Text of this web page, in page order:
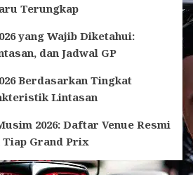
Terungkap
yang Wajib Diketahui:
dan Jadwal GP
Berdasarkan Tingkat
Lintasan
2026: Daftar Venue Resmi
Tiap Grand Prix